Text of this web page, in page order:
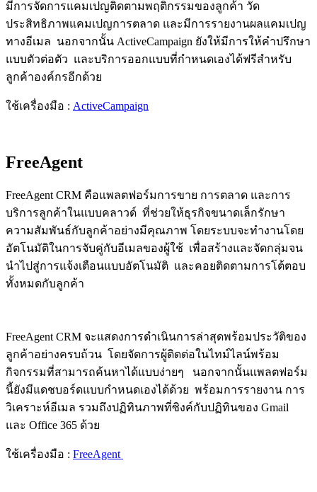
มีการจัดการแคมเปญติดตามพฤติกรรมของลูกค้า วัด
ประสิทธิภาพแคมเปญการตลาด และมีการรายงานผลแคมเปญ
ทางอีเมล นอกจากนั้น ActiveCampaign ยังให้มีการให้คำปรึกษา
แบบตัวต่อตัว และบริการออกแบบที่กำหนดเองได้ฟรีสำหรับ
ลูกค้าองค์กรอีกด้วย
ใช้เครื่องมือ : ActiveCampaign
FreeAgent
FreeAgent CRM คือแพลตฟอร์มการขาย การตลาด และการ
บริการลูกค้าในแบบคลาวด์ ที่ช่วยให้ธุรกิจขนาดเล็กรักษา
ความสัมพันธ์กับลูกค้าอย่างมีคุณภาพ โดยระบบจะทำงานโดย
อัตโนมัติในการจับคู่กับอีเมลของผู้ใช้ เพื่อสร้างและจัดกลุ่มจน
นำไปสู่การแจ้งเตือนแบบอัตโนมัติ และคอยติดตามการโต้ตอบ
ทั้งหมดกับลูกค้า
FreeAgent CRM จะแสดงการดำเนินการล่าสุดพร้อมประวัติของ
ลูกค้าอย่างครบถ้วน โดยจัดการผู้ติดต่อในไทม์ไลน์พร้อม
กิจกรรมที่สามารถค้นหาได้แบบง่ายๆ นอกจากนั้นแพลตฟอร์ม
นี้ยังมีแดชบอร์ดแบบกำหนดเองได้ด้วย พร้อมการรายงาน การ
วิเคราะห์อีเมล รวมถึงปฏิทินภาพที่ซิงค์กับปฏิทินของ Gmail
และ Office 365 ด้วย
ใช้เครื่องมือ : FreeAgent